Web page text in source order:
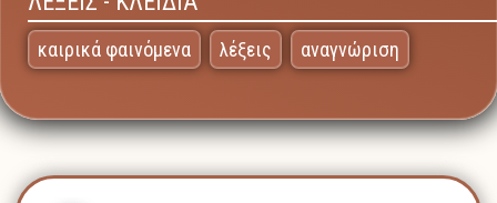
καιρικά φαινόμενα λέξεις αναγνώριση